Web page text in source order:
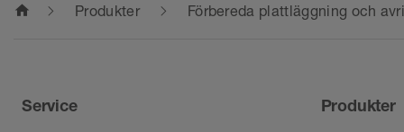
home Produkter Förbereda plattläggning och
Service Produkter